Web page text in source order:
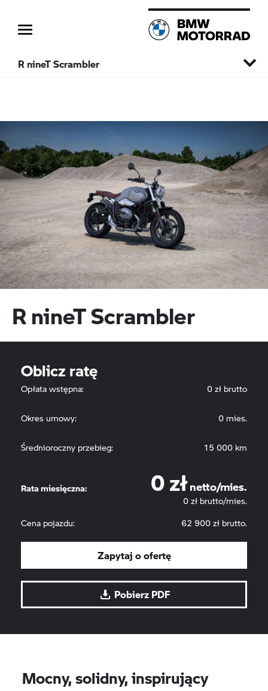
R nineT Scrambler
Adventure
Roadster
Urban Mobility
Heritage
0zł netto/mies.
0zł brutto/mies. zł brutto/mies.
Tour
Sport
R nineT Scrambler
Oblicz ratę
Opłata wstępna: 0 zł brutto
Okres umowy: 0 mies.
Średnioroczny przebieg: 15 000 km
Rata miesięczna: 0 złnetto/mies.
0zł brutto/mies.
Cena pojazdu: 62 900 zł brutto.
Zapytaj o ofertę
Pobierz PDF
Mocny, solidny, inspirujący